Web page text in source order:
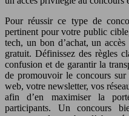
Pour réussir ce type de
pertinent pour votre public
tech, un bon d’achat, un
gratuit. Définissez des règles
confusion et de garantir la
de promouvoir le concours sur
web, votre newsletter, vos
afin d’en maximiser la
participants. Un concours